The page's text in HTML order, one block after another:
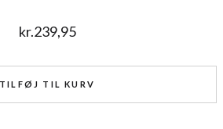
kr.239,95
TILFØJ TIL KURV